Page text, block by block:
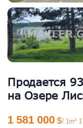
Продается
на Озере
1 581 000 / 1m²